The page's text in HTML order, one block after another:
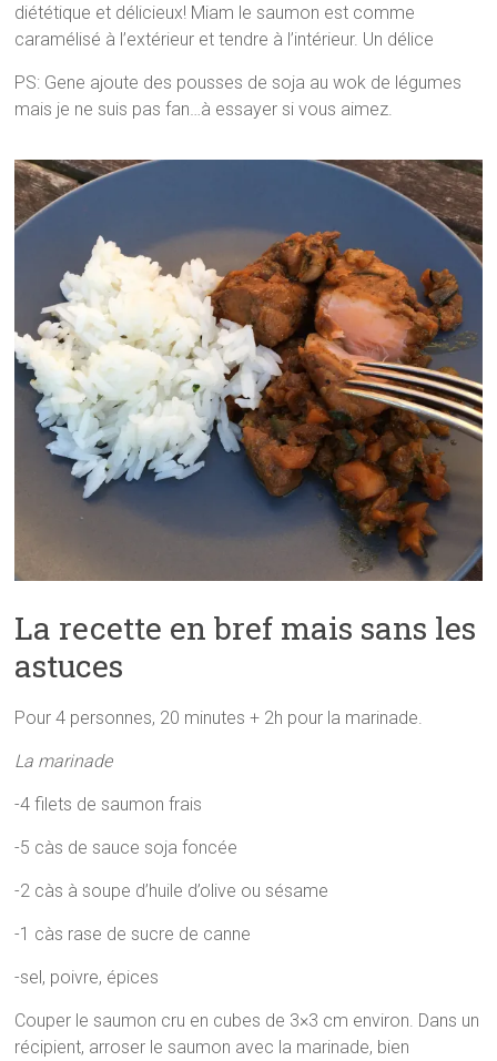
diététique et délicieux! Miam le saumon est comme
caramélisé à l’extérieur et tendre à l’intérieur. Un délice
PS: Gene ajoute des pousses de soja au wok de légumes
mais je ne suis pas fan…à essayer si vous aimez.
La recette en bref mais sans les
astuces
Pour 4 personnes, 20 minutes + 2h pour la marinade.
La marinade
-4 filets de saumon frais
-5 càs de sauce soja foncée
-2 càs à soupe d’huile d’olive ou sésame
-1 càs rase de sucre de canne
-sel, poivre, épices
Couper le saumon cru en cubes de 3×3 cm environ. Dans un
récipient, arroser le saumon avec la marinade, bien